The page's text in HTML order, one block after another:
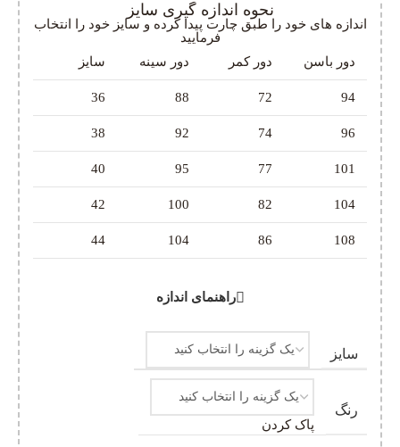
نحوه اندازه گیری سایز
اندازه های خود را طبق چارت پیدا کرده و سایز خود را انتخاب
فرمایید
دور باسن
دور کمر دور سینه سایز
94
72
88
36
96
74
92
38
101
77
95
40
104
82
100
42
108
86
104
44
راهنمای اندازه
سایز
رنگ
پاک کردن